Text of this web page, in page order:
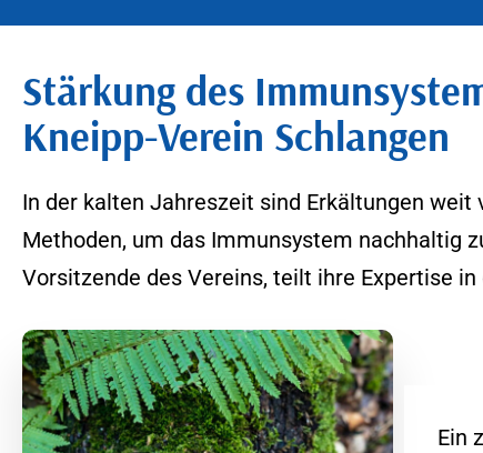
Stärkung des
Kneipp-Verein Schlangen
In der kalten Jahreszeit sind Erkältungen
Methoden, um das Immunsystem nachhaltig
Vorsitzende des Vereins, teilt ihre Expertise in
Ein